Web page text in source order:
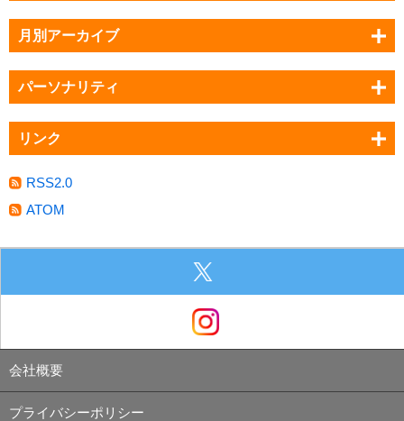
月別アーカイブ
パーソナリティ
リンク
RSS2.0
ATOM
会社概要
プライバシーポリシー